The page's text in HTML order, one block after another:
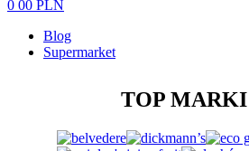
0 00 PLN
Blog
Supermarket
TOP MARKI